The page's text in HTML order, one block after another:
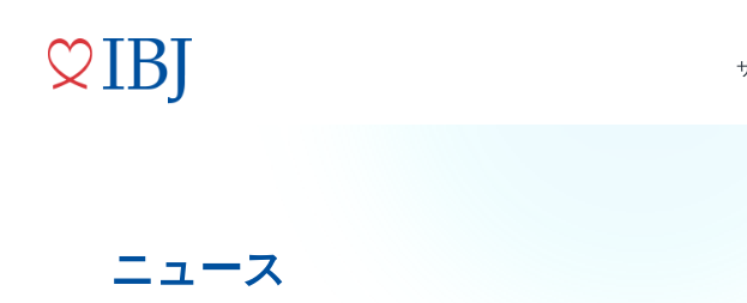
婚活サービス
代表メッセージ
ニュースリリース
株式情報
トップコミットメント
ニュース